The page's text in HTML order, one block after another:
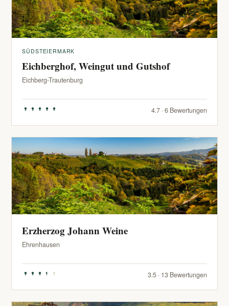
SÜDSTEIERMARK
Eichberghof, Weingut und Gutshof
Eichberg-Trautenburg
4.7 · 6 Bewertungen
Erzherzog Johann Weine
Ehrenhausen
3.5 · 13 Bewertungen